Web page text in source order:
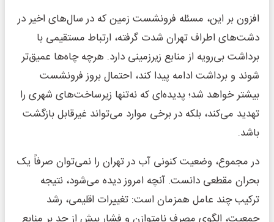
افزون بر این، مسئله فرونشست زمین که در سال‌های اخیر در
دشت‌های اطراف تهران شدت گرفته، ارتباط مستقیمی با
برداشت بی‌رویه از منابع زیرزمینی دارد. هرچه چاه‌ها عمیق‌تر
شوند و برداشت ادامه پیدا کند، احتمال بروز فرونشست
بیشتر خواهد شد؛ پدیده‌ای که نه‌تنها زیرساخت‌های شهری را
تهدید می‌کند، بلکه در برخی موارد می‌تواند غیرقابل بازگشت
باشد.
در مجموع، وضعیت کنونی آب در تهران را نمی‌توان صرفاً یک
بحران مقطعی دانست. آنچه امروز دیده می‌شود، نتیجه
ترکیب چند عامل همزمان است: تغییرات اقلیمی، رشد